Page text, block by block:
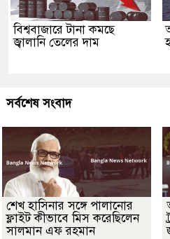
বিশ্ববাজারে টানা কমছে
জ্বালানি তেলের দাম
সর্বশেষ সংবাদ
শেখ হাসিনার সঙ্গে পালানোর
ফ্লাইট কীভাবে মিস করেছিলেন
সালমান এফ রহমান